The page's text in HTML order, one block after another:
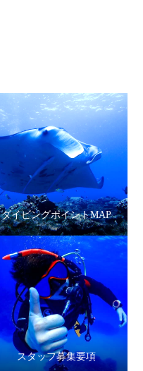
ダイビングポイントMAP
スタッフ募集要項